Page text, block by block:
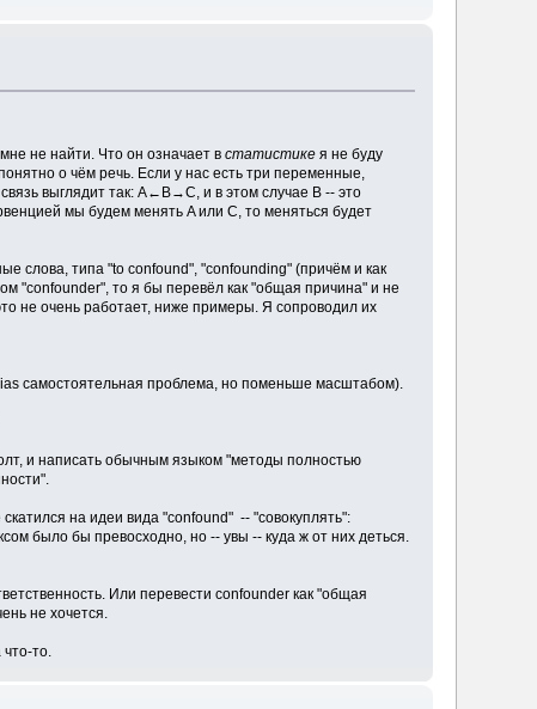
не найти. Что он означает встатистике я не буду
о чём речь. Если у нас есть три переменные,
выглядит так: A←B→C, и в этом случае B -- это
мы будем менять A или C, то меняться будет
слова, типа "to confound", "confounding" (причём и как
"confounder", то я бы перевёл как "общая причина" и не
не очень работает, ниже примеры. Я сопроводил их
самостоятельная проблема, но поменьше масштабом).
и написать обычным языком "методы полностью
на идеи вида "confound" -- "совокуплять":
было бы превосходно, но -- увы -- куда ж от них деться.
Или перевести confounder как "общая
не хочется.
то.